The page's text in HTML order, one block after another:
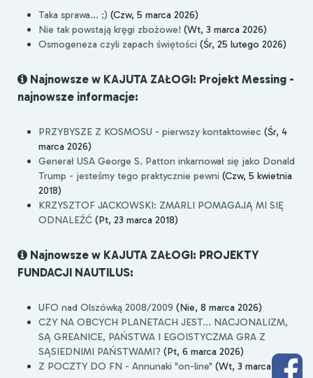
Taka sprawa... ;) (Czw, 5 marca 2026)
Nie tak powstają kręgi zbożowe! (Wt, 3 marca 2026)
Osmogeneza czyli zapach świętości (Śr, 25 lutego 2026)
Najnowsze w KAJUTA ZAŁOGI: Projekt Messing -
najnowsze informacje:
PRZYBYSZE Z KOSMOSU - pierwszy kontaktowiec (Śr, 4
marca 2026)
Generał USA George S. Patton inkarnował się jako Donald
Trump - jesteśmy tego praktycznie pewni (Czw, 5 kwietnia
2018)
KRZYSZTOF JACKOWSKI: ZMARLI POMAGAJĄ MI SIĘ
ODNALEŹĆ (Pt, 23 marca 2018)
Najnowsze w KAJUTA ZAŁOGI: PROJEKTY
FUNDACJI NAUTILUS:
UFO nad Olszówką 2008/2009 (Nie, 8 marca 2026)
CZY NA OBCYCH PLANETACH JEST... NACJONALIZM,
SĄ GREANICE, PAŃSTWA I EGOISTYCZMA GRA Z
SĄSIEDNIMI PAŃSTWAMI? (Pt, 6 marca 2026)
Z POCZTY DO FN - Annunaki "on-line" (Wt, 3 marca 2026)